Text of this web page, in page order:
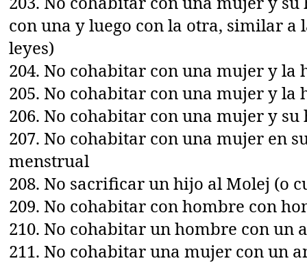
con una y luego con la otra, similar a
leyes)
204. No cohabitar con una mujer y la
205. No cohabitar con una mujer y la
206. No cohabitar con una mujer y
207. No cohabitar con una mujer en
menstrual
208. No sacrificar un hijo al Molej (o
209. No cohabitar con hombre con
210. No cohabitar un hombre con un
211. No cohabitar una mujer con un